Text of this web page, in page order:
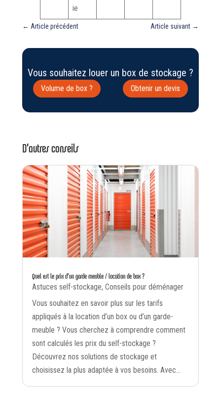
ie
← Article précédent Article suivant →
Vous souhaitez louer un box de stockage ?
Volume de box ? Obtenir un devis
D’autres conseils
Quel est le prix d’un garde meuble / location de box ?
Astuces self-stockage, Conseils pour déménager
Vous souhaitez en savoir plus sur les tarifs
appliqués à la location d’un box ou d’un garde-
meuble ? Vous cherchez à comprendre comment
sont calculés les prix du self-stockage ?
Découvrez nos solutions de stockage et
choisissez la plus adaptée à vos besoins. Avec...